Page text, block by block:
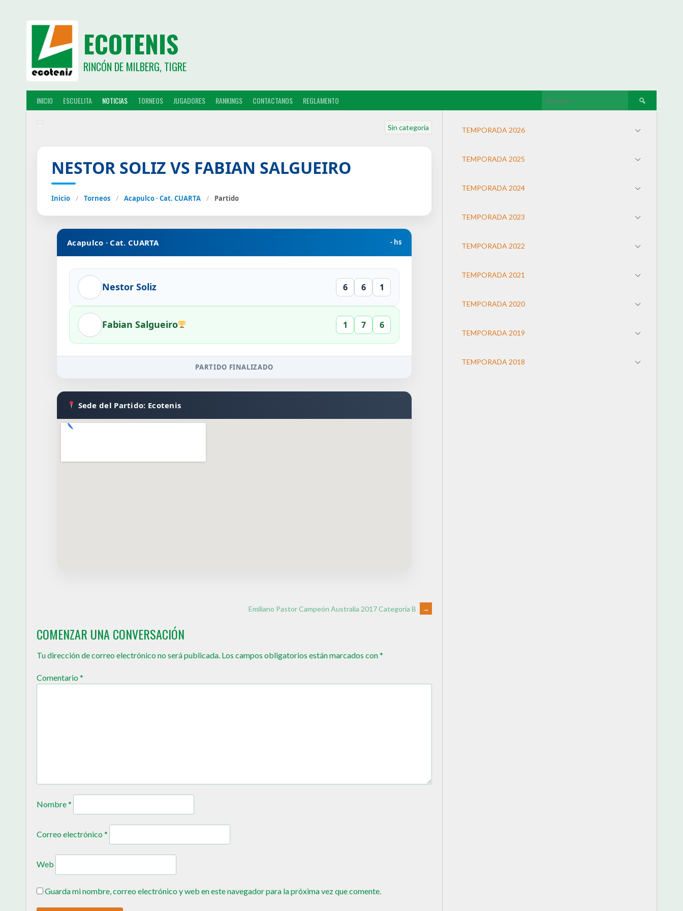
ECOTENIS
RINCÓN DE MILBERG, TIGRE
INICIO ESCUELITA NOTICIAS TORNEOS JUGADORES RANKINGS CONTACTANOS REGLAMENTO
Sin categoría
NESTOR SOLIZ VS FABIAN SALGUEIRO
Inicio / Torneos / Acapulco · Cat. CUARTA / Partido
Acapulco · Cat. CUARTA - hs
Nestor Soliz 6 6 1
Fabian Salgueiro 1 7 6
PARTIDO FINALIZADO
Sede del Partido: Ecotenis
Emiliano Pastor Campeón Australia 2017 Categoría B →
COMENZAR UNA CONVERSACIÓN
Tu dirección de correo electrónico no será publicada. Los campos obligatorios están marcados con*
Comentario*
Nombre*
Correo electrónico*
Web
Guarda mi nombre, correo electrónico y web en este navegador para la próxima vez que comente.
TEMPORADA 2026
TEMPORADA 2025
TEMPORADA 2024
TEMPORADA 2023
TEMPORADA 2022
TEMPORADA 2021
TEMPORADA 2020
TEMPORADA 2019
TEMPORADA 2018